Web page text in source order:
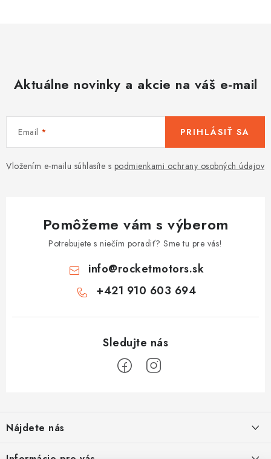
Aktuálne novinky a akcie na váš e-mail
Email
Vložením e-mailu súhlasíte s podmienkami ochrany osobných údajov
PRIHLÁSIŤ SA
Pomôžeme vám s výberom
Potrebujete s niečím poradiť? Sme tu pre vás!
info@rocketmotors.sk
+421 910 603 694
p
ä
Nájdete nás